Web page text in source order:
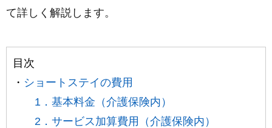
て詳しく解説します。
目次
・ ショートステイの費用
1．基本料金（介護保険内）
2．サービス加算費用（介護保険内）